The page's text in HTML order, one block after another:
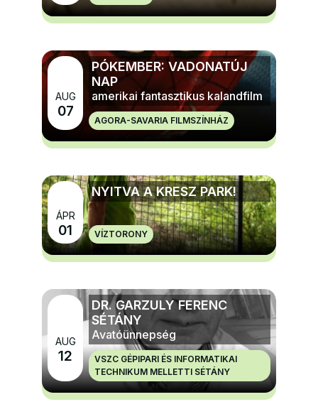
AUG
07
PÓKEMBER: VADONATÚJ
NAP
amerikai fantasztikus kalandfilm
AGORA-SAVARIA FILMSZÍNHÁZ
MÉG TÖBB FILM ÉS MOZI
ÁPR
01
NYITVA A KRESZ PARK!
VÍZTORONY
MÉG TÖBB GYERMEK, IFJÚSÁGI ÉS CSALÁDI
PROGRAMOK
AUG
12
DR. GARZULY FERENC
SÉTÁNY
Avatóünnepség
VSZC GÉPIPARI ÉS INFORMATIKAI
TECHNIKUM MELLETTI SÉTÁNY
MÉG TÖBB NAGYRENDEZVÉNYEK ÉS ÜNNEPEK